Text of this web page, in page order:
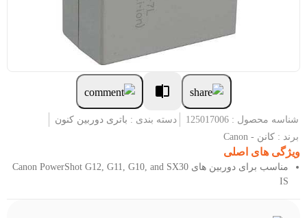
شناسه محصول : 125017006 دسته بندی : باتری دوربین کنون
برند : کانن - Canon
ویژگی های اصلی
مناسب برای دوربین های Canon PowerShot G12, G11, G10, and SX30
IS